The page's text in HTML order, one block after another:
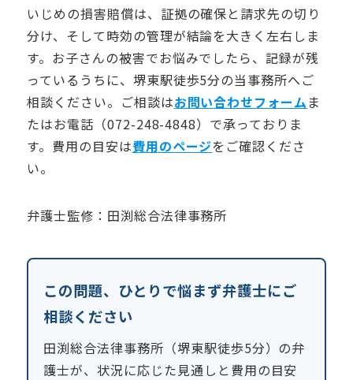
いじめの損害賠償は、証拠の確保と請求先の切り
分け、そして時効の管理が結論を大きく左右しま
す。お子さんの被害でお悩みでしたら、記録が残
っているうちに、堺東駅徒歩5分の当事務所へご
相談ください。ご相談はお問い合わせフォーム ま
たはお電話（072-248-4848）で承っておりま
す。費用の目安は費用のページをご確認くださ
い。
弁護士監修：田渕総合法律事務所
この問題、ひとりで悩まず弁護士にご
相談ください
田渕総合法律事務所（堺東駅徒歩5分）の弁
護士が、状況に応じた見通しと費用の目安